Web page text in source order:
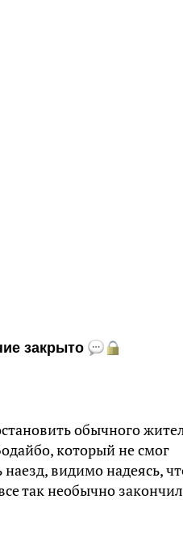
закрыто
обычного
который не смог
видимо надеясь,
так необычно